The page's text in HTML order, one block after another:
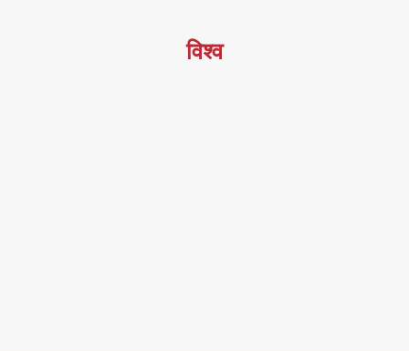
विश्व